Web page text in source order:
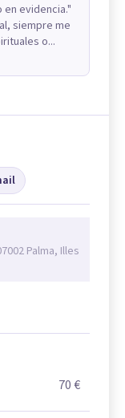
evidencia."
siempre me
o...
Palma, Illes
70 €